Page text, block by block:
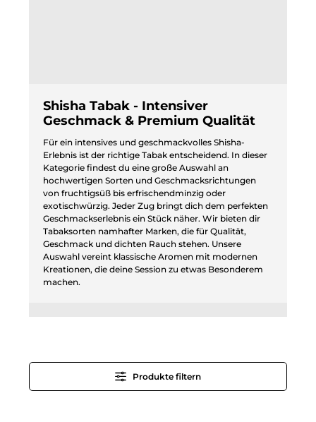
Shisha Tabak - Intensiver
Geschmack & Premium Qualität
Für ein intensives und geschmackvolles Shisha-
Erlebnis ist der richtige Tabak entscheidend. In dieser
Kategorie findest du eine große Auswahl an
hochwertigen Sorten und Geschmacksrichtungen
von fruchtigsüß bis erfrischendminzig oder
exotischwürzig. Jeder Zug bringt dich dem perfekten
Geschmackserlebnis ein Stück näher. Wir bieten dir
Tabaksorten namhafter Marken, die für Qualität,
Geschmack und dichten Rauch stehen. Unsere
Auswahl vereint klassische Aromen mit modernen
Kreationen, die deine Session zu etwas Besonderem
machen.
Produkte filtern